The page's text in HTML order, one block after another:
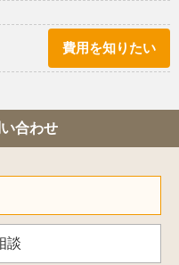
費用を知りたい
合わせ
談